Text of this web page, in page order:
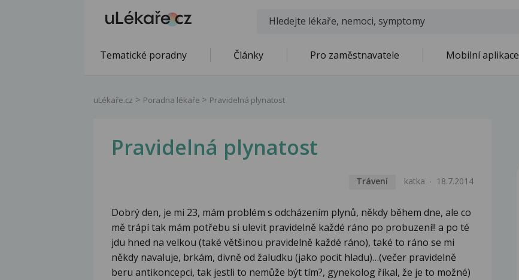
Tematické poradny Články Pro zaměstnavatele Mobilní aplikace
uLékaře.cz Poradna lékaře Pravidelná plynatost
Pravidelná plynatost
Trávení katka 18.7.2014
Dobrý den, je mi 23, mám problém s odcházením plynů, někdy během dne, ale co
mě trápí tak mám potřebu si ulevit pravidelně každé ráno po probuzení!! a po té
jdu hned na velkou (také většinou pravidelně každé ráno), také to ráno se mi
někdy navaluje, brkám, divně od žaludku (jako pocit hladu)…(večer pravidelně
beru antikoncepci, tak jestli to nemůže být tím?, gynekolog říkal, že je to možné)